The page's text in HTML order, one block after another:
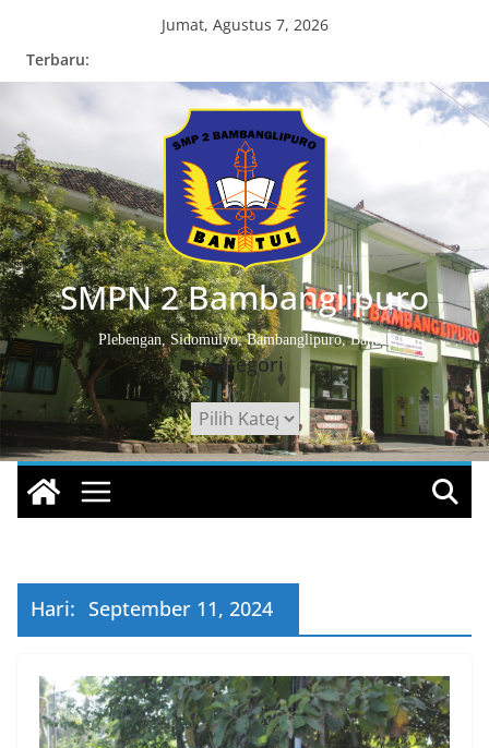
Jumat, Agustus 7, 2026
Terbaru:
SMPN 2 Bambanglipuro
Plebengan, Sidomulyo, Bambanglipuro, Bantul
Kategori
Kategori
Hari: September 11, 2024